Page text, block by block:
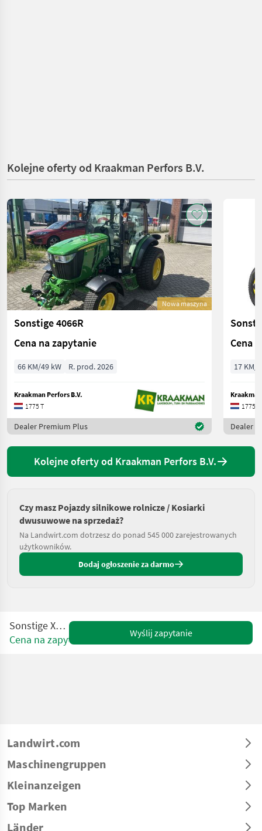
Kolejne oferty od Kraakman Perfors B.V.
Nowa maszyna
Sonstige 4066R
Cena na zapytanie
66 KM/49 kW R. prod. 2026
Kraakman Perfors B.V.
1775 T
Dealer Premium Plus
Cena
17 KM/
1775 T
Dealer
Kolejne oferty od Kraakman Perfors B.V.
Czy masz Pojazdy silnikowe rolnicze / Kosiarki
dwusuwowe na sprzedaż?
Na Landwirt.com dotrzesz do ponad 545 000 zarejestrowanych
użytkowników.
Dodaj ogłoszenie za darmo
Sonstige X127
Cena na zapytanie
Wyślij zapytanie
Landwirt.com
Maschinengruppen
Kleinanzeigen
Top Marken
Länder